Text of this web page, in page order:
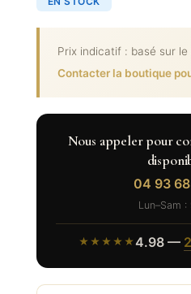
Prix indicatif : basé sur
Contacter la boutique
Nous appeler pour
04 93
Lun–Sam :
★★★★★ 4.98 —